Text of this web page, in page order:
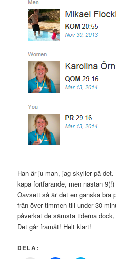
Han är ju man, jag skyller på
kapa fortfarande, men nästan
Oavsett så är det en ganska bra
från över timmen till under 30
påverkat de sämsta tiderna
Det går framåt! Helt klart!
DELA: